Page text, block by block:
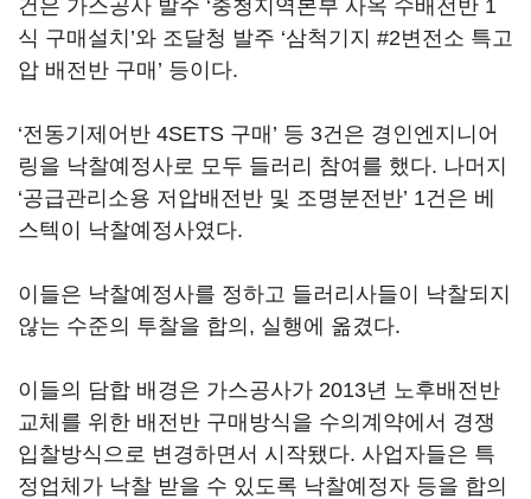
건은 가스공사 발주 ‘충청지역본부 사옥 수배전반 1
식 구매설치’와 조달청 발주 ‘삼척기지 #2변전소 특고
압 배전반 구매’ 등이다.
‘전동기제어반 4SETS 구매’ 등 3건은 경인엔지니어
링을 낙찰예정사로 모두 들러리 참여를 했다. 나머지
‘공급관리소용 저압배전반 및 조명분전반’ 1건은 베
스텍이 낙찰예정사였다.
이들은 낙찰예정사를 정하고 들러리사들이 낙찰되지
않는 수준의 투찰을 합의, 실행에 옮겼다.
이들의 담합 배경은 가스공사가 2013년 노후배전반
교체를 위한 배전반 구매방식을 수의계약에서 경쟁
입찰방식으로 변경하면서 시작됐다. 사업자들은 특
정업체가 낙찰 받을 수 있도록 낙찰예정자 등을 합의